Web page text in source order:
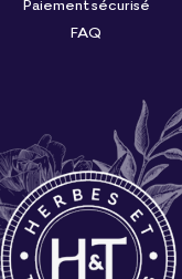
FAQ